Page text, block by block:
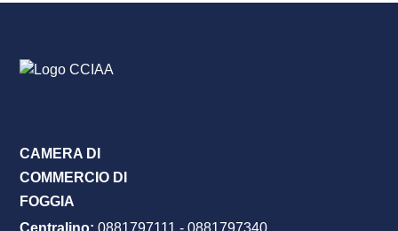
CAMERA DI
COMMERCIO DI
FOGGIA